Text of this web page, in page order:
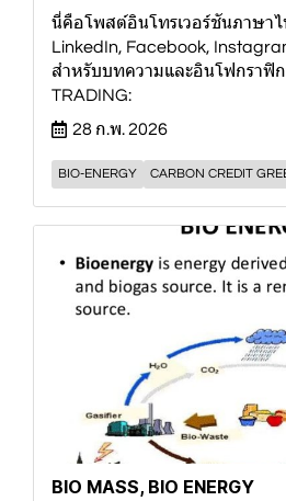
นี่คือโพสต์อินโทรเวอร์ชันภาษา
LinkedIn, Facebook,
สำหรับบทความและอินโฟกราฟิก
TRADING:
28 ก.พ. 2026
BIO-ENERGY CARBON CREDIT
BIO MASS, BIO ENERGY